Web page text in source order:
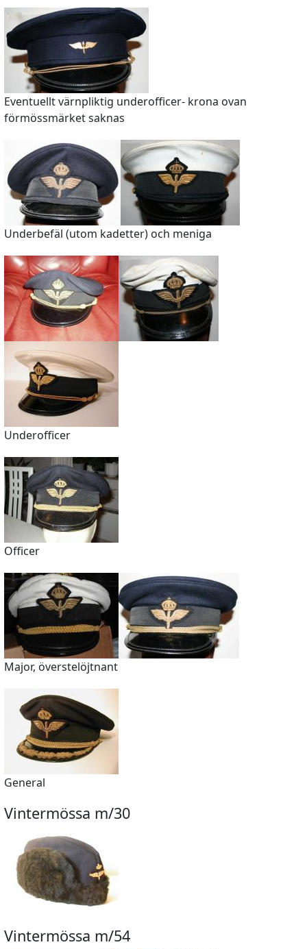
Eventuellt värnpliktig underofficer- krona ovan
förmössmärket saknas
Underbefäl (utom kadetter) och meniga
Underofficer
Officer
Major, överstelöjtnant
General
Vintermössa m/30
Vintermössa m/54